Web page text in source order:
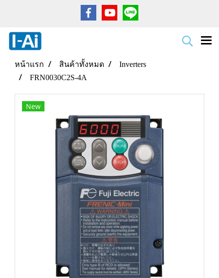
หน้าแรก สินค้าทั้งหมด
Inverters
FRN0030C2S-4A
New